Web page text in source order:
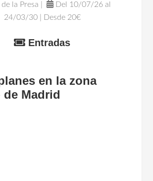
de la Presa |
Del 10/07/26 al
24/03/30 | Desde 20€
Entradas
en la zona
de Madrid